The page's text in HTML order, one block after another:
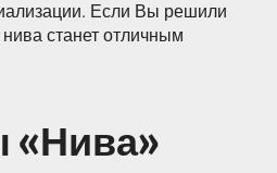
Если Вы решили
станет отличным
«Нива»